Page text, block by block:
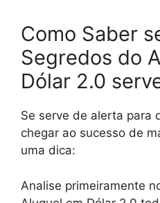
Como Saber
Segredos do
Dólar 2.0
Se serve de alerta para
chegar ao sucesso de
uma dica:
Analise primeiramente